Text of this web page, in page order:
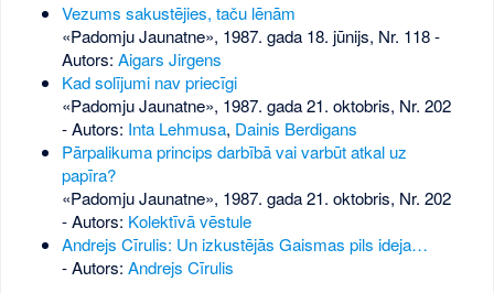
Vezums sakustējies, taču lēnām
«Padomju Jaunatne», 1987. gada 18. jūnijs, Nr. 118-
Autors: Aigars Jirgens
Kad solījumi nav priecīgi
«Padomju Jaunatne», 1987. gada 21. oktobris, Nr. 202
- Autors: Inta Lehmusa, Dainis Berdigans
Pārpalikuma princips darbībā vai varbūt atkal uz
papīra?
«Padomju Jaunatne», 1987. gada 21. oktobris, Nr. 202
- Autors: Kolektīvā vēstule
Andrejs Cīrulis: Un izkustējās Gaismas pils ideja…
- Autors: Andrejs Cīrulis